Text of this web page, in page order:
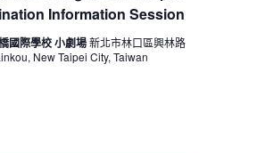
Information Session
國際學校 小劇場新北市林口區興林路
New Taipei City, Taiwan